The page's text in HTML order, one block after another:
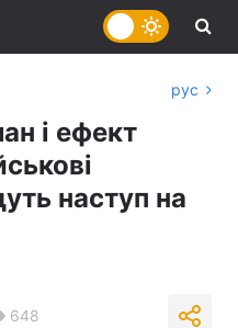
рус
і ефект
наступ на
648